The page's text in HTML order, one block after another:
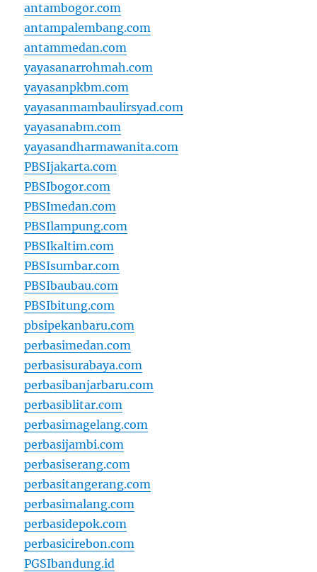
antambogor.com
antampalembang.com
antammedan.com
yayasanarrohmah.com
yayasanpkbm.com
yayasanmambaulirsyad.com
yayasanabm.com
yayasandharmawanita.com
PBSIjakarta.com
PBSIbogor.com
PBSImedan.com
PBSIlampung.com
PBSIkaltim.com
PBSIsumbar.com
PBSIbaubau.com
PBSIbitung.com
pbsipekanbaru.com
perbasimedan.com
perbasisurabaya.com
perbasibanjarbaru.com
perbasiblitar.com
perbasimagelang.com
perbasijambi.com
perbasiserang.com
perbasitangerang.com
perbasimalang.com
perbasidepok.com
perbasicirebon.com
PGSIbandung.id